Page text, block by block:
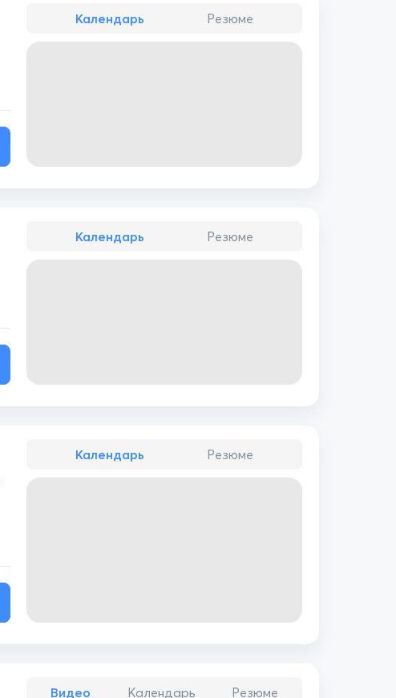
Календарь Резюме
Календарь Резюме
Календарь Резюме
Видео Календарь Резюме